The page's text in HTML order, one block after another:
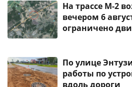
На трассе М-2
вечером 6
ограничено
По улице
работы по
вдоль дороги